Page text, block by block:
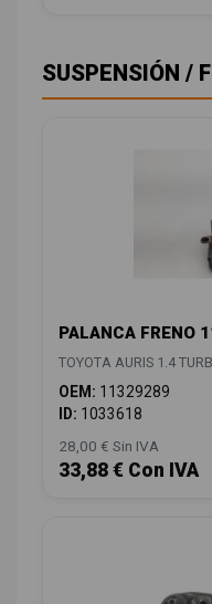
SUSPENSIÓN /
PALANCA FRENO
TOYOTA AURIS 1.4
OEM: 11329289
ID: 1033618
28,00 € Sin IVA
33,88 € Con IVA